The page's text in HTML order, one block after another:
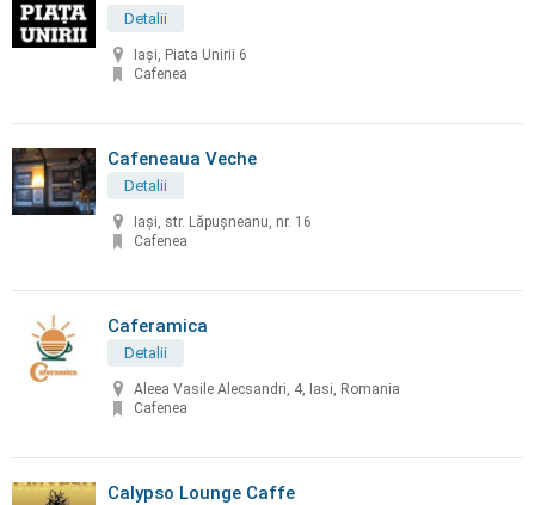
Detalii
Iași, Piata Unirii 6
Cafenea
Cafeneaua Veche
Detalii
Iaşi, str. Lăpuşneanu, nr. 16
Cafenea
Caferamica
Detalii
Aleea Vasile Alecsandri, 4, Iasi, Romania
Cafenea
Calypso Lounge Caffe